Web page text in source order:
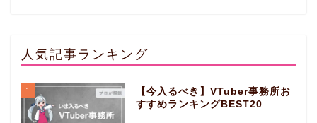
人気記事ランキング
1
【今入るべき】VTuber事務所お
すすめランキングBEST20